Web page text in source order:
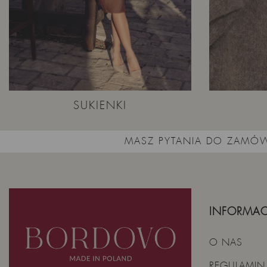
SUKIENKI
MASZ PYTANIA DO
O NAS